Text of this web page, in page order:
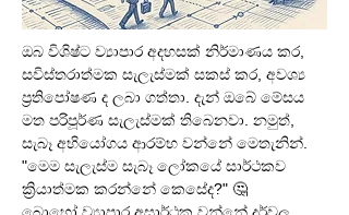
ඔබ විශිෂ්ට ව්‍යාපාර අදහසක් නිර්මාණය කර,
සවිස්තරාත්මක සැලැස්මක් සකස් කර, අවශ්‍ය
ප්‍රතිපෝෂණ ද ලබා ගත්තා. දැන් ඔබේ මේසය
මත පරිපූර්ණ සැලැස්මක් තිබෙනවා. නමුත්,
සැබෑ අභියෝගය ආරම්භ වන්නේ මෙතැනින්.
"මෙම සැලැස්ම සැබෑ ලෝකයේ සාර්ථකව
ක්‍රියාත්මක කරන්නේ කෙසේද?" 🤔